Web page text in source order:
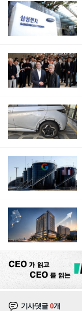
기사댓글0개